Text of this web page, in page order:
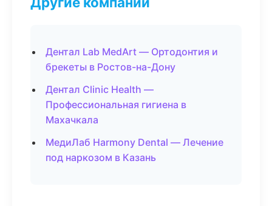
Дентал Lab MedArt — Ортодонтия и
брекеты в Ростов-на-Дону
Дентал Clinic Health —
Профессиональная гигиена в
Махачкала
МедиЛаб Harmony Dental — Лечение
под наркозом в Казань